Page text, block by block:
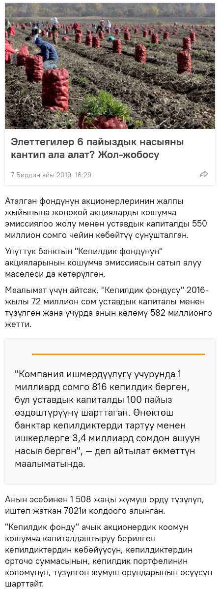
Элеттегилер 6 пайыздык насыяны
кантип ала алат? Жол-жобосу
7 Бирдин айы 2019, 16:29
Аталган фондунун акционерлеринин жалпы
жыйынына жөнөкөй акцияларды кошумча
эмиссиялоо жолу менен уставдык капиталды 550
миллион сомго чейин көбөйтүү сунушталган.
Улуттук банктын "Кепилдик фондунун"
акцияларынын кошумча эмиссиясын сатып алуу
маселеси да көтөрүлгөн.
Маалымат үчүн айтсак, "Кепилдик фондусу" 2016-
жылы 72 миллион сом уставдык капиталы менен
түзүлгөн жана учурда анын көлөмү 582 миллионго
жетти.
"Компания ишмердүүлүгү учурунда 1
миллиард сомго 816 кепилдик берген,
бул уставдык капиталды 100 пайыз
өздөштүрүүнү шарттаган. Өнөктөш
банктар кепилдиктерди тартуу менен
ишкерлерге 3,4 миллиард сомдон ашуун
насыя берген", — деп айтылат өкмөттүн
маалыматында.
Анын эсебинен 1 508 жаңы жумуш орду түзүлүп,
иштеп жаткан 7021и колдоого алынган.
"Кепилдик фонду" ачык акционердик коомун
кошумча капиталдаштыруу берилген
кепилдиктердин көбөйүүсүн, кепилдиктердин
орточо суммасынын, кепилдик портфелинин
көлөмүнүн, түзүлгөн жумуш орундарынын өсүүсүн
шарттайт.